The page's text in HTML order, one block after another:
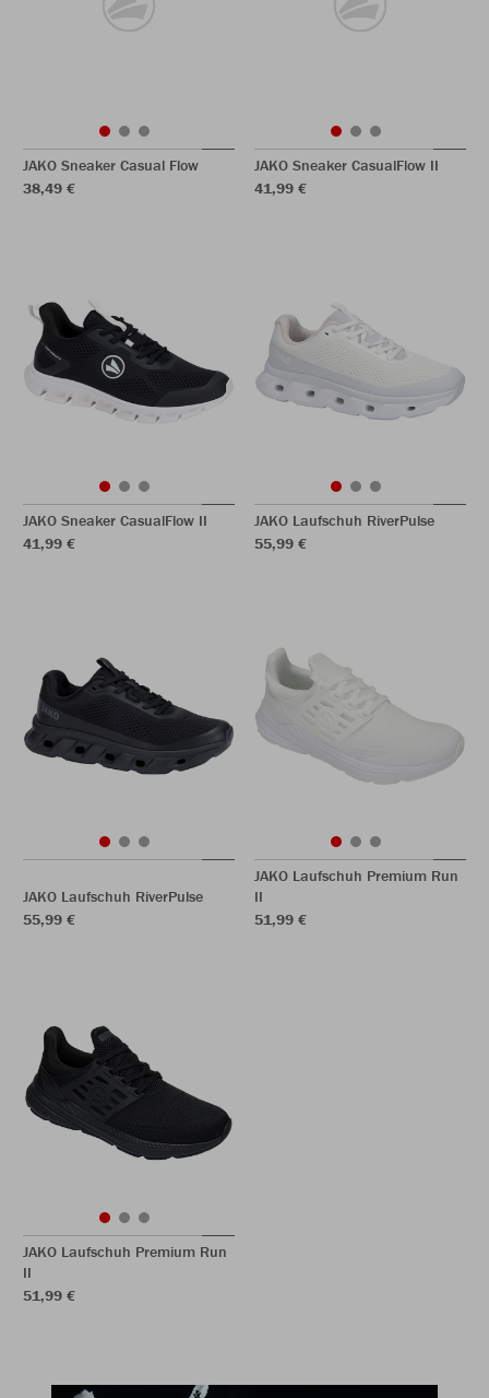
JAKO Sneaker Casual Flow
38,49 €
JAKO Sneaker CasualFlow II
41,99 €
JAKO Sneaker CasualFlow II
41,99 €
JAKO Laufschuh RiverPulse
55,99 €
JAKO Laufschuh RiverPulse
55,99 €
JAKO Laufschuh Premium Run
II
51,99 €
JAKO Laufschuh Premium Run
II
51,99 €